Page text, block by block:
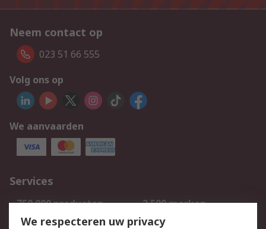
Neem contact op
023 51 66 555
Volg ons op
We aanvaarden
Services
750.000 producten
2.500 merken
Bestellen
Inkoopoplossingen
We respecteren uw privacy